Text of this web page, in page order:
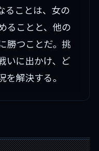
ることは、女の
ることと、他の
勝つことだ。挑
いに出かけ、ど
解決する。